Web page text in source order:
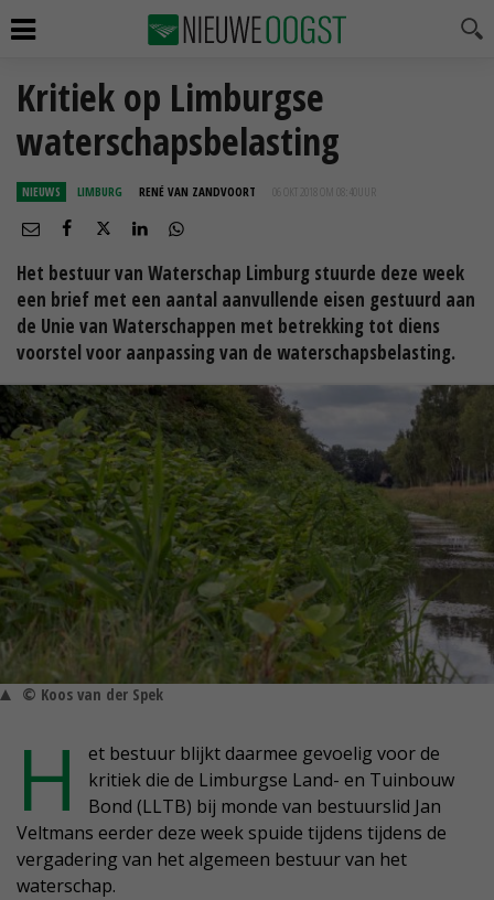
Kritiek op Limburgse
waterschapsbelasting
NIEUWS LIMBURG RENÉ VAN ZANDVOORT 06 OKT 2018 OM 08:40
Het bestuur van Waterschap Limburg stuurde deze week
een brief met een aantal aanvullende eisen gestuurd aan
de Unie van Waterschappen met betrekking tot diens
voorstel voor aanpassing van de waterschapsbelasting.
© Koos van der Spek
H
et bestuur blijkt daarmee gevoelig voor de
kritiek die de Limburgse Land- en Tuinbouw
Bond (LLTB) bij monde van bestuurslid Jan
Veltmans eerder deze week spuide tijdens tijdens de
vergadering van het algemeen bestuur van het
waterschap.